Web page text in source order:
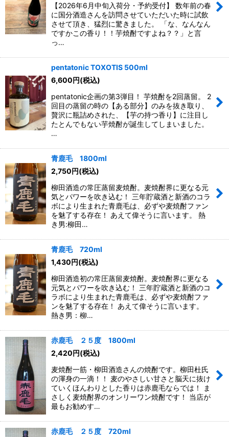
【2026年6月中旬入荷分・予約受付】 数年前の春
に国分酒造さんを訪問させていただいた時に試飲
させて頂き、猛烈に驚きました。 「な、なんなん
ですかこの香り！！芋焼酎ですよね？？」と言
っ…
pentatonic TOXOTIS 500ml
6,600円(税込)
pentatonic企画の第3弾目！ 芋焼酎を2回蒸留。 2
回目の蒸留の時の【ある部分】のみを抜き取り、
贅沢に瓶詰めされた、【芋の持つ香り】に注目し
たとんでもない芋焼酎が誕生してしまいました。
…
青鹿毛 1800ml
2,750円(税込)
柳田酒造の常圧蒸留麦焼酎。麦焼酎界に更なる元
気とパワーを吹き込む！ 三年貯蔵酒と新酒のコラ
ボにより生まれた青鹿毛は、必ずや麦焼酎ファン
を魅了する存在！ あえて偉そうに言います。 熱
き男:柳田…
青鹿毛 720ml
1,430円(税込)
柳田酒造初の常圧蒸留麦焼酎。麦焼酎界に更なる
元気とパワーを吹き込む！ 三年貯蔵酒と新酒のコ
ラボにより生まれた青鹿毛は、必ずや麦焼酎ファ
ンを魅了する存在！ あえて偉そうに言います。
熱き男：柳…
赤鹿毛 ２５度 1800ml
2,420円(税込)
麦焼酎一筋・柳田酒造さんの焼酎です。柳田杜氏
の渾身の一滴！！ 麦のやさしい甘さと脳天に抜け
ていくほんわりとした香りは赤鹿毛ならでは！ ま
さしく麦焼酎界のオンリーワン焼酎です！ 当店が
最もお勧めす…
赤鹿毛 ２５度 720ml